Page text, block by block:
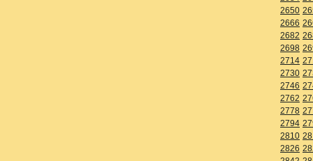
2650
2666
2682
2698
2714
2730
2746
2762
2778
2794
2810
2826